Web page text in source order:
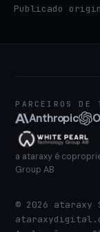
Publicado
PARCEIROS DE
Anthropic
a ataraxy é
Group AB
© 2026 ataraxy